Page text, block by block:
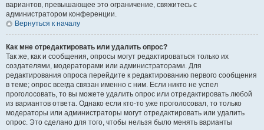
вариантов, превышающее это ограничение, свяжитесь с
администратором конференции.
Вернуться к началу
Как мне отредактировать или удалить опрос?
Так же, как и сообщения, опросы могут редактироваться только их
создателями, модераторами или администраторами. Для
редактирования опроса перейдите к редактированию первого сообщения
в теме; опрос всегда связан именно с ним. Если никто не успел
проголосовать, то вы можете удалить опрос или отредактировать любой
из вариантов ответа. Однако если кто-то уже проголосовал, то только
модераторы или администраторы могут отредактировать или удалить
опрос. Это сделано для того, чтобы нельзя было менять варианты